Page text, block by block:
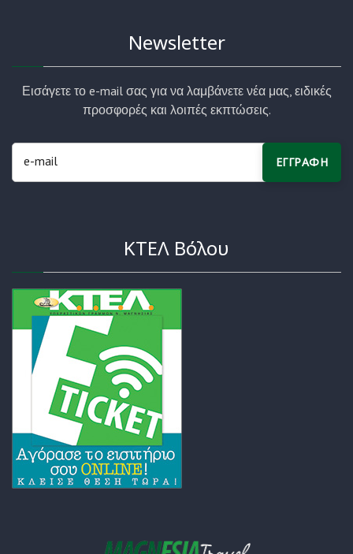
Newsletter
Εισάγετε το e-mail σας για να λαμβάνετε νέα μας, ειδικές
προσφορές και λοιπές εκπτώσεις.
ΕΓΓΡΑΦΗ
ΚΤΕΛ Βόλου